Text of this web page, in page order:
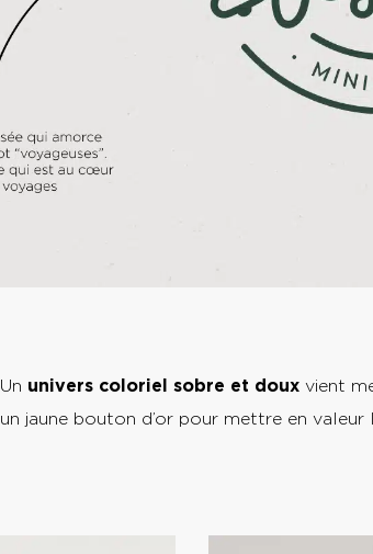
Un univers coloriel sobre et doux vient
un jaune bouton d’or pour mettre en